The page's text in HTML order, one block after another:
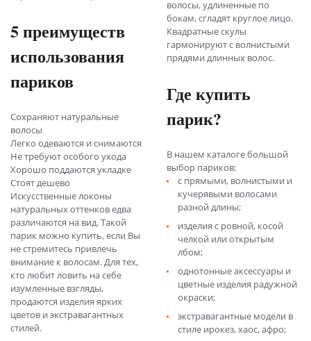
5 преимуществ
использования
париков
Сохраняют натуральные
волосы
Легко одеваются и снимаются
Не требуют особого ухода
Хорошо поддаются укладке
Стоят дешево
Искусственные локоны
натуральных оттенков едва
различаются на вид. Такой
парик можно купить, если Вы
не стремитесь привлечь
внимание к волосам. Для тех,
кто любит ловить на себе
изумленные взгляды,
продаются изделия ярких
цветов и экстравагантных
стилей.
волосы, удлиненные по
бокам, сгладят круглое лицо.
Квадратные скулы
гармонируют с волнистыми
прядями длинных волос.
Где купить
парик?
В нашем каталоге большой
выбор париков:
с прямыми, волнистыми и
кучерявыми волосами
разной длины;
изделия с ровной, косой
челкой или открытым
лбом;
однотонные аксессуары и
цветные изделия радужной
окраски;
экстравагантные модели в
стиле ирокез, хаос, афро;